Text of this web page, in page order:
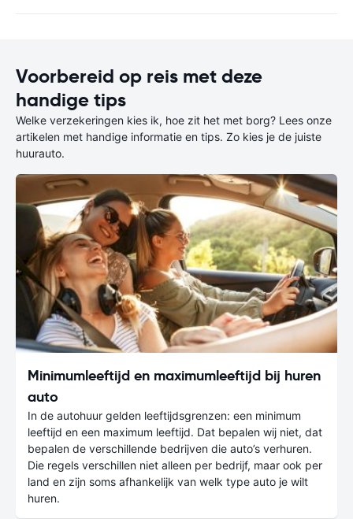
Voorbereid op reis met deze
handige tips
Welke verzekeringen kies ik, hoe zit het met borg? Lees onze
artikelen met handige informatie en tips. Zo kies je de juiste
huurauto.
Minimumleeftijd en maximumleeftijd bij huren
auto
In de autohuur gelden leeftijdsgrenzen: een minimum
leeftijd en een maximum leeftijd. Dat bepalen wij niet, dat
bepalen de verschillende bedrijven die auto’s verhuren.
Die regels verschillen niet alleen per bedrijf, maar ook per
land en zijn soms afhankelijk van welk type auto je wilt
huren.